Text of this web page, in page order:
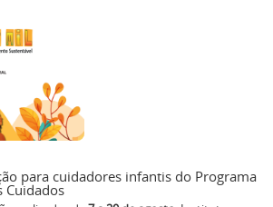
para cuidadores infantis do Programa
Cuidados